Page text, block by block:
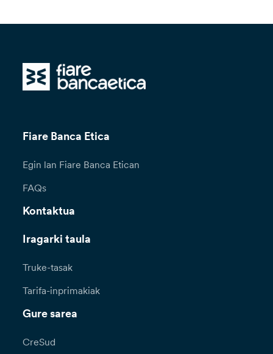
Fiare Banca Etica
Egin lan Fiare Banca Etican
FAQs
Kontaktua
Iragarki taula
Truke-tasak
Tarifa-inprimakiak
Gure sarea
CreSud